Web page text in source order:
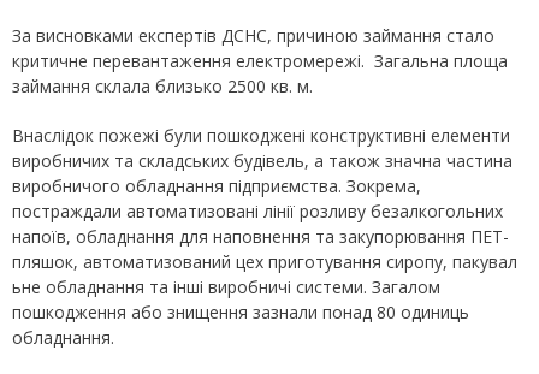
За висновками експертів ДСНС, причиною займання стало
критичне перевантаження електромережі. Загальна площа
займання склала близько 2500 кв. м.
Внаслідок пожежі були пошкоджені конструктивні елементи
виробничих та складських будівель, а також значна частина
виробничого обладнання підприємства. Зокрема,
постраждали автоматизовані лінії розливу безалкогольних
напоїв, обладнання для наповнення та закупорювання ПЕТ-
пляшок, автоматизований цех приготування сиропу, пакувал
ьне обладнання та інші виробничі системи. Загалом
пошкодження або знищення зазнали понад 80 одиниць
обладнання.